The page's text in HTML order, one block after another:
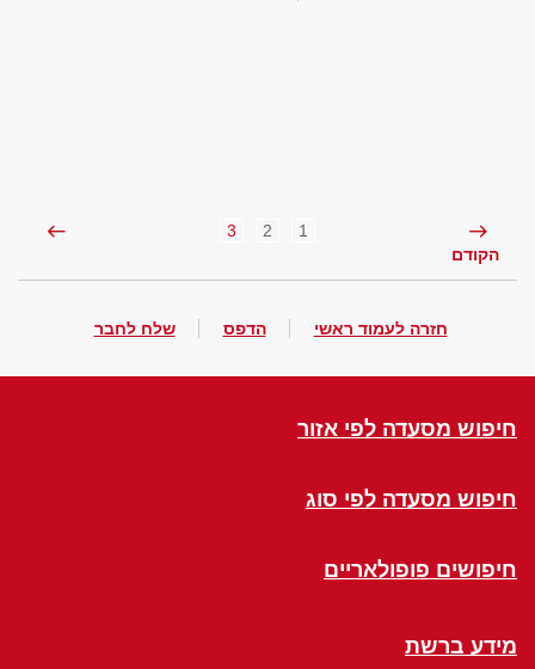
הקודם
1
2
3
חזרה לעמוד ראשי הדפס שלח לחבר
חיפוש מסעדה לפי אזור
חיפוש מסעדה לפי סוג
חיפושים פופולאריים
מידע ברשת